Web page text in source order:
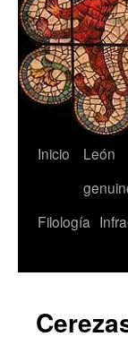
Saltar
contenido
Inicio
León
Filología